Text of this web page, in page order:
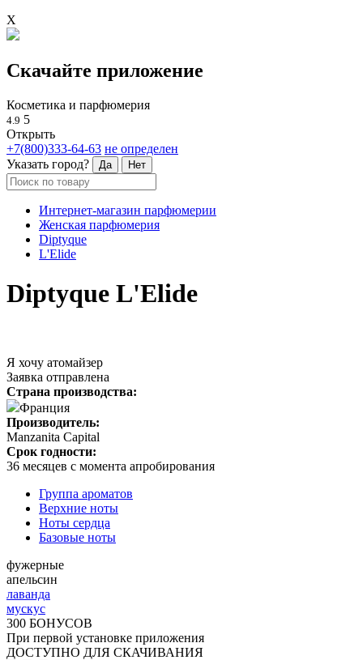
X
Скачайте приложение
Косметика и парфюмерия
4.9 5
Открыть
+7(800)333-64-63 не определен
Указать город?
Да Нет
Интернет-магазин парфюмерии
Женская парфюмерия
Diptyque
L'Elide
Diptyque L'Elide
Я хочу атомайзер
Заявка отправлена
Страна производства:
Франция
Производитель:
Manzanita Capital
Срок годности:
36 месяцев с момента апробирования
Группа ароматов
Верхние ноты
Ноты сердца
Базовые ноты
фужерные
апельсин
лаванда
мускус
300 БОНУСОВ
При первой установке приложения
ДОСТУПНО ДЛЯ СКАЧИВАНИЯ